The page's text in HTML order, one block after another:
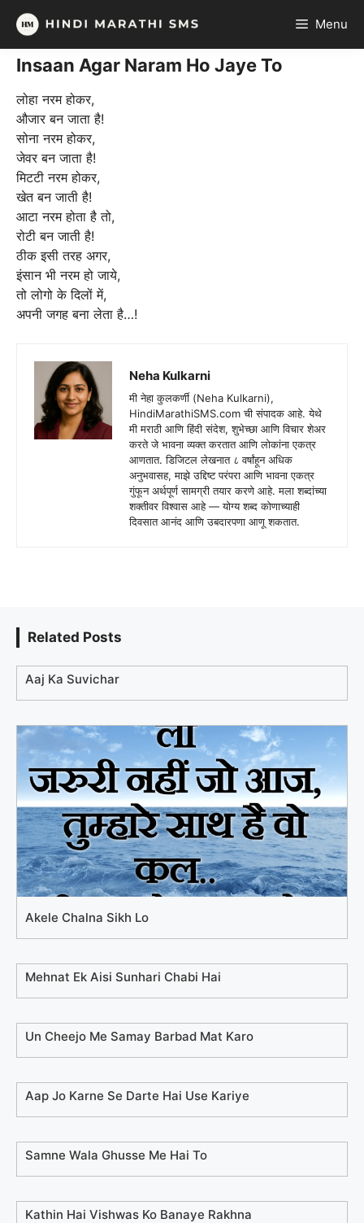
Skip
content
Menu
Insaan Agar Naram Ho Jaye To
लोहा नरम होकर,
औजार बन जाता है!
सोना नरम होकर,
जेवर बन जाता है!
मिटटी नरम होकर,
खेत बन जाती है!
आटा नरम होता है तो,
रोटी बन जाती है!
ठीक इसी तरह अगर,
इंसान भी नरम हो जाये,
तो लोगो के दिलों में,
अपनी जगह बना लेता है…!
Neha Kulkarni
मी नेहा कुलकर्णी (Neha Kulkarni),
HindiMarathiSMS.com ची संपादक आहे. येथे
मी मराठी आणि हिंदी संदेश, शुभेच्छा आणि विचार शेअर
करते जे भावना व्यक्त करतात आणि लोकांना एकत्र
आणतात. डिजिटल लेखनात ८ वर्षांहून अधिक
अनुभवासह, माझे उद्दिष्ट परंपरा आणि भावना एकत्र
गुंफून अर्थपूर्ण सामग्री तयार करणे आहे. मला शब्दांच्या
शक्तीवर विश्वास आहे — योग्य शब्द कोणाच्याही
दिवसात आनंद आणि उबदारपणा आणू शकतात.
Related Posts
Aaj Ka Suvichar
Akele Chalna Sikh Lo
Mehnat Ek Aisi Sunhari Chabi Hai
Un Cheejo Me Samay Barbad Mat Karo
Aap Jo Karne Se Darte Hai Use Kariye
Samne Wala Ghusse Me Hai To
Kathin Hai Vishwas Ko Banaye Rakhna